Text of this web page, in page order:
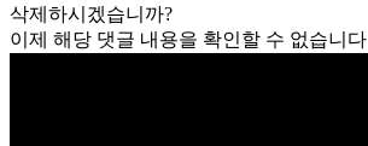
삭제하시겠습니까?
이제 해당 댓글 내용을 확인할 수 없습니다